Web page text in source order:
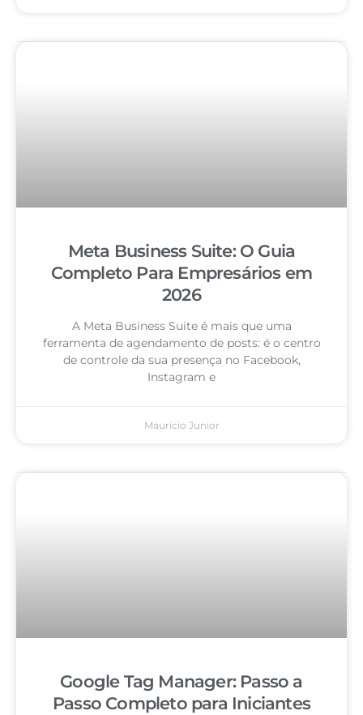
Meta Business Suite: O Guia
Completo Para Empresários em
2026
A Meta Business Suite é mais que uma
ferramenta de agendamento de posts: é o centro
de controle da sua presença no Facebook,
Instagram e
Mauricio Junior
Google Tag Manager: Passo a
Passo Completo para Iniciantes